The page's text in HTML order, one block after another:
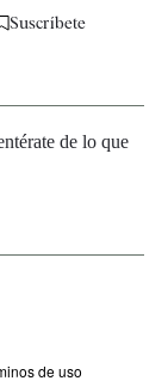
Suscríbete
de lo que
de uso